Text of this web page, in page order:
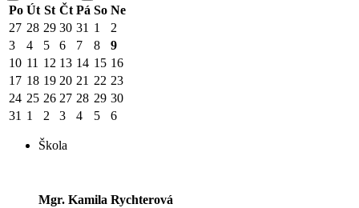
Po Út St Čt Pá So Ne
27 28 29 30 31 1
2
3
4 5 6 7 8
9
10 11 12 13 14 15 16
17 18 19 20 21 22 23
24 25 26 27 28 29 30
31 1 2 3 4 5 6
Škola
Mgr. Kamila Rychterová